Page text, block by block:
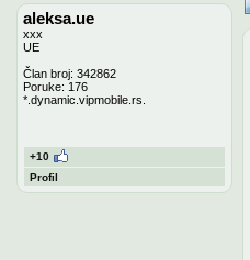
aleksa.ue
xxx
UE
Član broj: 342862
Poruke: 176
*.dynamic.vipmobile.rs.
+10
Profil